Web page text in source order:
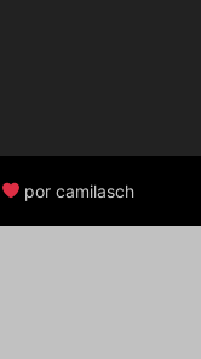
por camilasch